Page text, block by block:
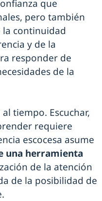
que
pero también
la continuidad
y de la
responder de
de la
tiempo. Escuchar,
requiere
escocesa asume
una herramienta
de la atención
de la posibilidad de